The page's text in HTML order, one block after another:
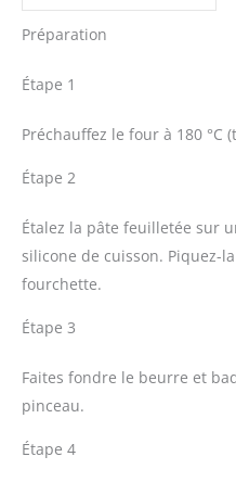
Préparation
Étape 1
Préchauffez le four à 180 °C
Étape 2
Étalez la pâte feuilletée sur
silicone de cuisson. Piquez-
fourchette.
Étape 3
Faites fondre le beurre et
pinceau.
Étape 4